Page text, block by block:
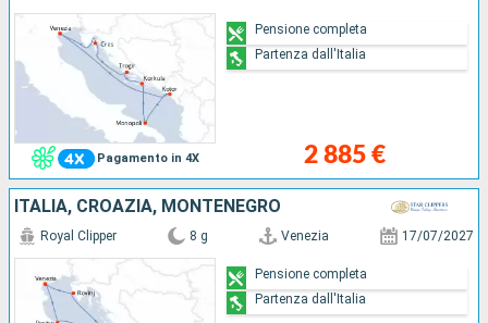
Pagamento in 4X 2 885 €
Pensione completa
Partenza dall'Italia
ITALIA, CROAZIA, MONTENEGRO
Royal Clipper 8 g Venezia 17/07/2027
Pensione completa
Partenza dall'Italia